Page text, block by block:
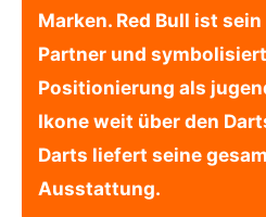
Marken. Red Bull ist
Partner und
Positionierung als
Ikone weit über den
Darts liefert seine
Ausstattung.